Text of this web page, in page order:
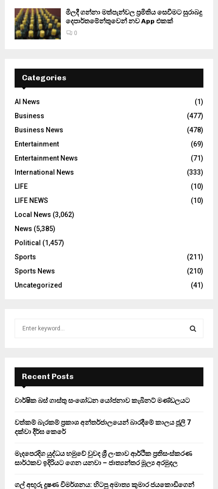
මිලදී ගන්නා මත්පැන්වල ප්‍රමිතිය සෙවීමට සුරාබදු
දෙපාර්තමේන්තුවෙන් නව App එකක්
0
Categories
AI News
(1)
Business
(477)
Business News
(478)
Entertainment
(69)
Entertainment News
(71)
International News
(333)
LIFE
(10)
LIFE NEWS
(10)
Local News (3,062)
News (5,385)
Political (1,457)
Sports
(211)
Sports News
(210)
Uncategorized
(41)
f
r
E
A
Recent Posts
වාර්ෂික බස් ගාස්තු සංශෝධන යෝජනාව කැබිනට් මණ්ඩලයට
වත්කම් බැරකම් ප්‍රකාශ අන්තර්ජාලයෙන් බාරදීමේ කාලය ජූලි 7
දක්වා දීර්ඝ කෙරේ
මැදපෙරදිග යුද්ධය හමුවේ වුවද ශ්‍රී ලංකාව ආර්ථික ප්‍රතිසංස්කරණ
සාර්ථකව ඉදිරියට ගෙන යනවා – ජාත්‍යන්තර මූල්‍ය අරමුදල
ගල් අඟුරු දූෂණ විමර්ශනය: හිටපු අමාත්‍ය කුමාර ජයකොඩිගෙන්